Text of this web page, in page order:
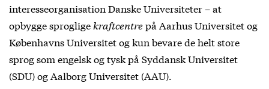
interesseorganisation Danske Universiteter – at
opbygge sproglige kraftcentrepå Aarhus Universitet og
Københavns Universitet og kun bevare de helt store
sprog som engelsk og tysk på Syddansk Universitet
(SDU) og Aalborg Universitet (AAU).